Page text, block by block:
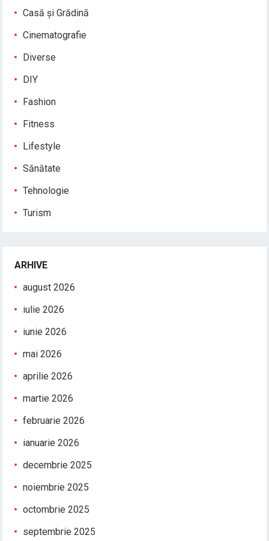
Casă și Grădină
Cinematografie
Diverse
DIY
Fashion
Fitness
Lifestyle
Sănătate
Tehnologie
Turism
ARHIVE
august 2026
iulie 2026
iunie 2026
mai 2026
aprilie 2026
martie 2026
februarie 2026
ianuarie 2026
decembrie 2025
noiembrie 2025
octombrie 2025
septembrie 2025